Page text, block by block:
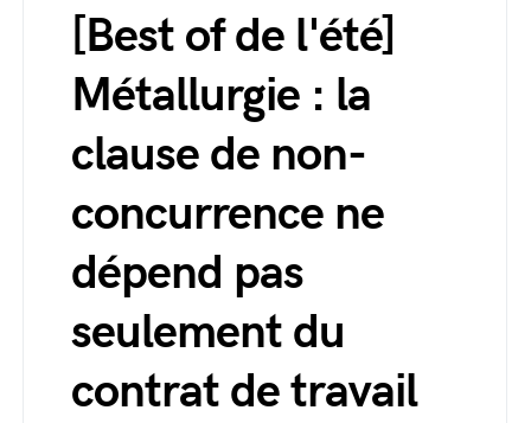
[Best of de l'été]
Métallurgie : la
clause de non-
concurrence ne
dépend pas
seulement du
contrat de travail